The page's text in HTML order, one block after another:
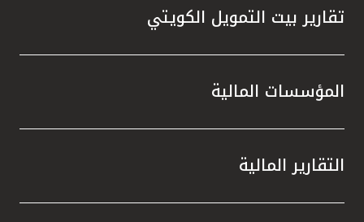
تقارير بيت التمويل الكويتي
المؤسسات المالية
التقارير المالية